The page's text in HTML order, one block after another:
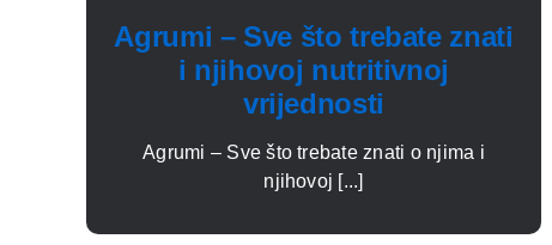
Agrumi – Sve što trebate znati
i njihovoj nutritivnoj
vrijednosti
Agrumi – Sve što trebate znati o njima i
njihovoj [...]